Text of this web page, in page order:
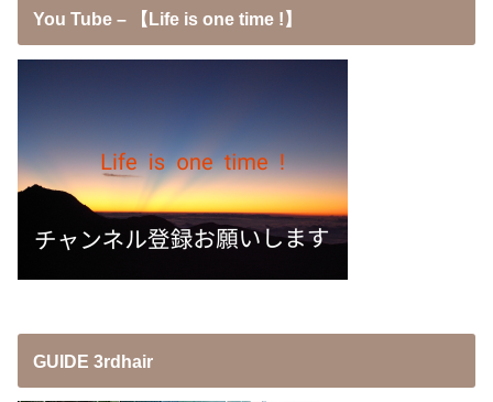
You Tube – 【Life is one time !】
GUIDE 3rdhair